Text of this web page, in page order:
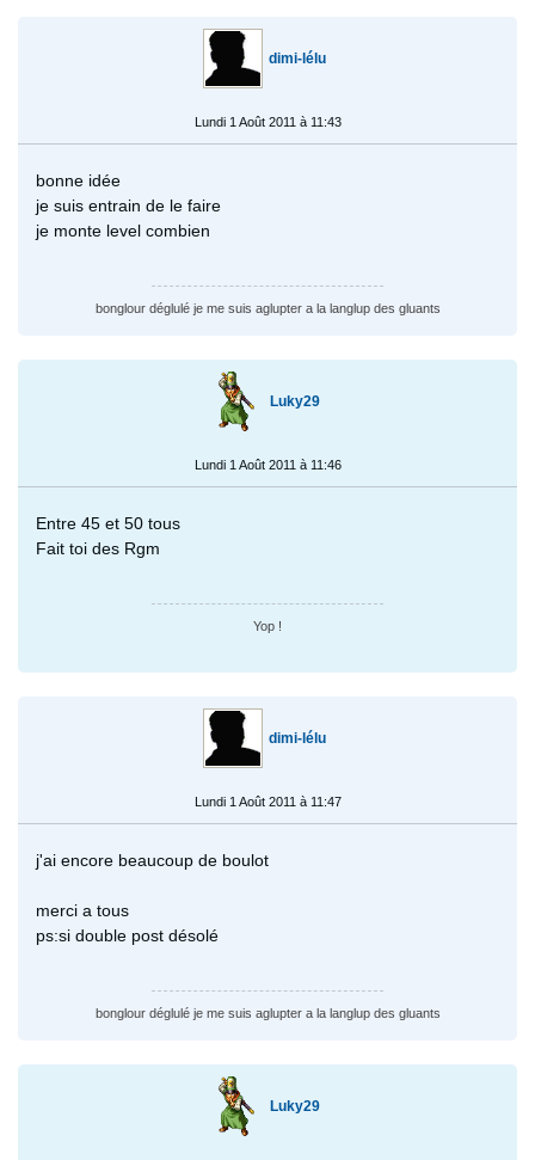
dimi-lélu
Lundi 1 Août 2011 à 11:43
bonne idée
je suis entrain de le faire
je monte level combien
bonglour déglulé je me suis aglupter a la langlup des gluants
Luky29
Lundi 1 Août 2011 à 11:46
Entre 45 et 50 tous
Fait toi des Rgm
Yop !
dimi-lélu
Lundi 1 Août 2011 à 11:47
j'ai encore beaucoup de boulot
merci a tous
ps:si double post désolé
bonglour déglulé je me suis aglupter a la langlup des gluants
Luky29